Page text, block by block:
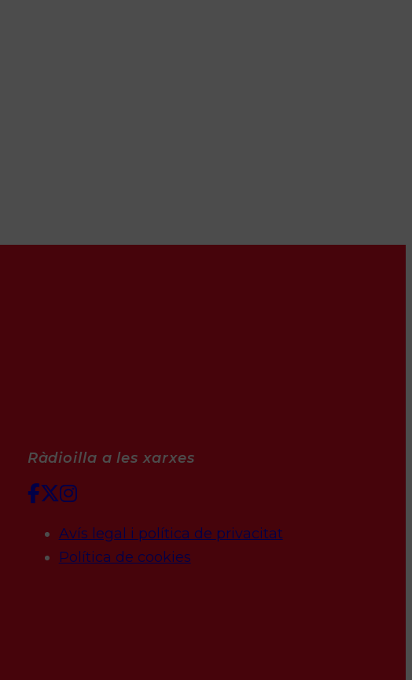
Ràdioilla a les xarxes
Avís legal i política de privacitat
Política de cookies